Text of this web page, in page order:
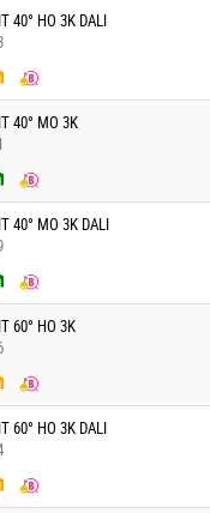
40° HO 3K DALI
40° MO 3K
40° MO 3K DALI
60° HO 3K
60° HO 3K DALI